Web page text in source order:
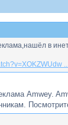
в
Amwey.